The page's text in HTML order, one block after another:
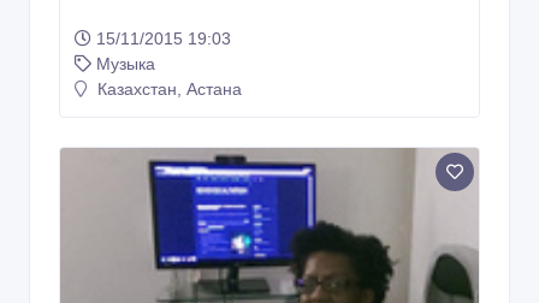
15/11/2015 19:03
Музыка
Казахстан, Астана